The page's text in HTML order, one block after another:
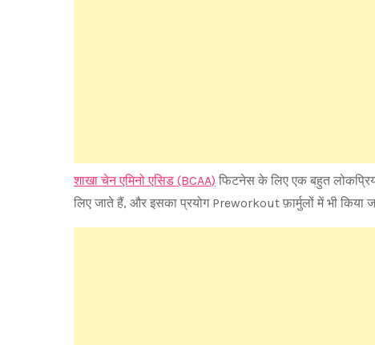
शाखा चेन एमिनो एसिड (BCAA) फिटनेस के लिए एक बहुत
लिए जाते हैं, और इसका प्रयोग Preworkout फ़ार्मुलों में भी किया